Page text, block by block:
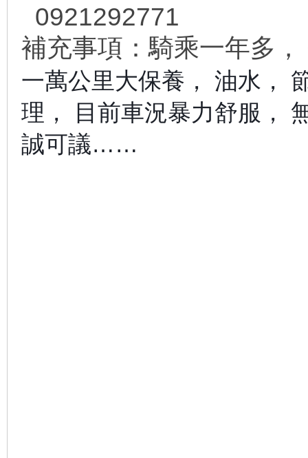
0921292771
補充事項：騎乘一年多
一萬公里大保養， 油水，
理， 目前車況暴力舒服，
誠可議……